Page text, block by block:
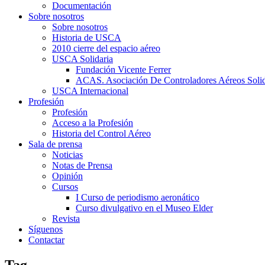
Documentación
Sobre nosotros
Sobre nosotros
Historia de USCA
2010 cierre del espacio aéreo
USCA Solidaria
Fundación Vicente Ferrer
ACAS. Asociación De Controladores Aéreos
USCA Internacional
Profesión
Profesión
Acceso a la Profesión
Historia del Control Aéreo
Sala de prensa
Noticias
Notas de Prensa
Opinión
Cursos
I Curso de periodismo aeronático
Curso divulgativo en el Museo Elder
Revista
Síguenos
Contactar